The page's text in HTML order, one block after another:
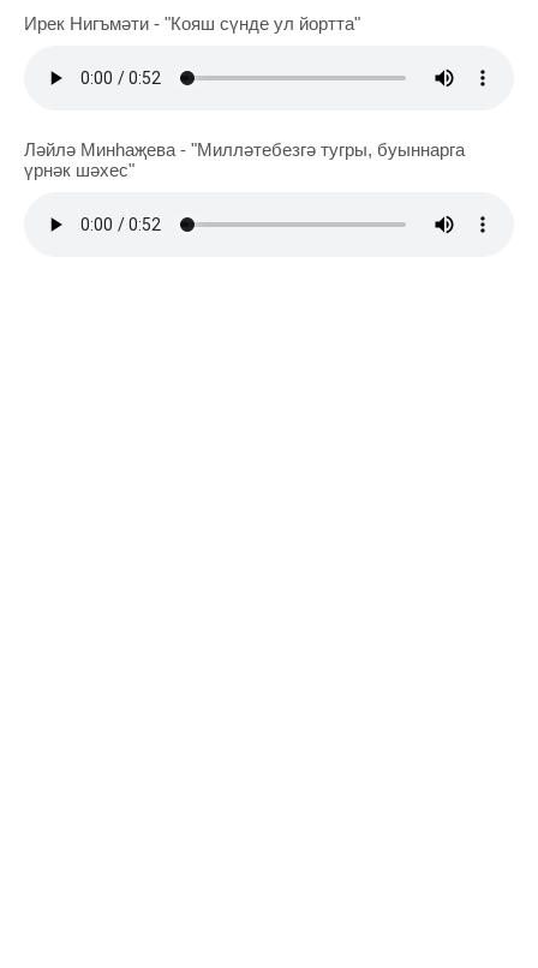
Ирек Нигъмәти - "Кояш сүнде ул йортта"
Ләйлә Минһаҗева - "Милләтебезгә тугры, буыннарга
үрнәк шәхес"